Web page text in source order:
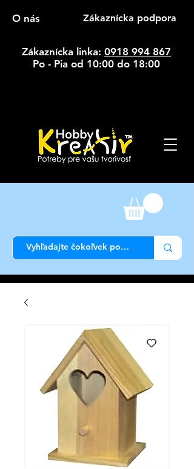
O nás Zákaznícka podpora
Zákaznícka linka: 0918 994 867
Po - Pia od 10:00 do 18:00